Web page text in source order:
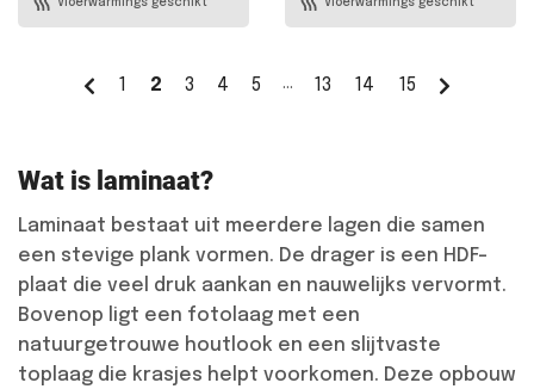
Vloerwarmings geschikt Vloerwarmings geschikt
1 2 3 4 5 … 13 14 15
Wat is laminaat?
Laminaat bestaat uit meerdere lagen die samen
een stevige plank vormen. De drager is een HDF-
plaat die veel druk aankan en nauwelijks vervormt.
Bovenop ligt een fotolaag met een
natuurgetrouwe houtlook en een slijtvaste
toplaag die krasjes helpt voorkomen. Deze opbouw